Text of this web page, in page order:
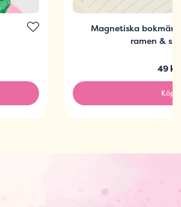
Magnetiska
ramen &
49 kr
Köp